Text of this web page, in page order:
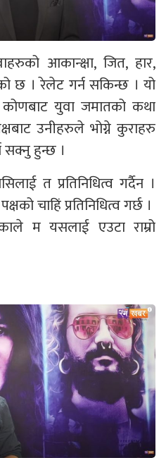
आकान्क्षा, जित, हार,
छ । रेलेट गर्न सकिन्छ । यो
कोणबाट युवा जमातको कथा
उनीहरुले भोग्ने कुराहरु
हुन्छ ।
त प्रतिनिधित्व गर्दैन ।
चाहिं प्रतिनिधित्व गर्छ ।
म यसलाई एउटा राम्रो